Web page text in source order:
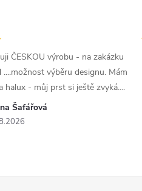
Šafářová
ČESKOU výrobu - na zakázku
....možnost výběru designu. Mám
halux - můj prst si ještě zvyká....